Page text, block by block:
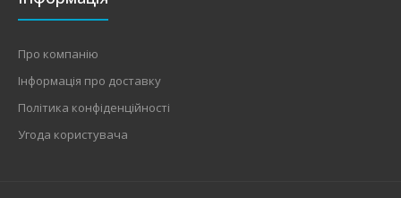
Про компанію
Інформація про доставку
Політика конфіденційності
Угода користувача